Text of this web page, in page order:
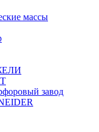
массы
завод